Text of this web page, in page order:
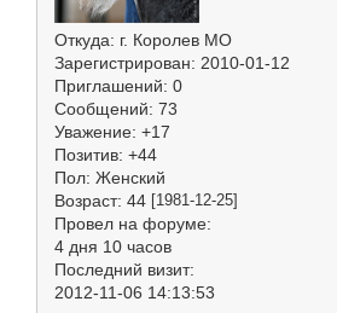
Откуда: г. Королев МО
Зарегистрирован: 2010-01-12
Приглашений: 0
Сообщений: 73
Уважение: +17
Позитив: +44
Пол: Женский
Возраст: 44 [1981-12-25]
Провел на форуме:
4 дня 10 часов
Последний визит:
2012-11-06 14:13:53